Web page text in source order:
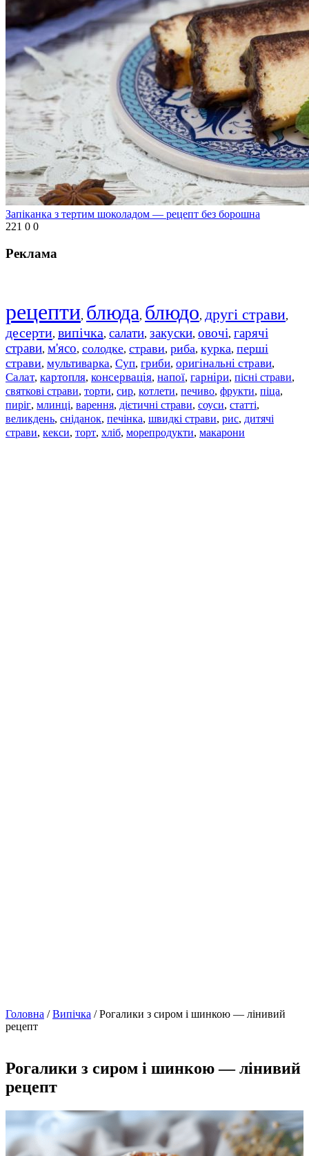
Запіканка з тертим шоколадом — рецепт без борошна
221 0 0
Реклама
рецепти, блюда, блюдо, другі страви,
десерти, випічка, салати, закуски, овочі, гарячі
страви, м'ясо, солодке, страви, риба, курка, перші
страви, мультиварка, Суп, гриби, оригінальні страви,
Салат, картопля, консервація, напої, гарніри, пісні страви,
святкові страви, торти, сир, котлети, печиво, фрукти, піца,
пиріг, млинці, варення, дієтичні страви, соуси, статті,
великдень, сніданок, печінка, швидкі страви, рис, дитячі
страви, кекси, торт, хліб, морепродукти, макарони
Головна /Випічка / Рогалики з сиром і шинкою — лінивий
рецепт
Рогалики з сиром і шинкою — лінивий
рецепт